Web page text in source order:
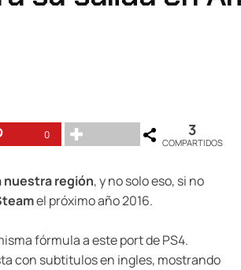
0 3
COMPARTIDOS
nuestra región, y no solo eso, si no
el próximo año 2016.
fórmula a este port de PS4.
con subtitulos en ingles, mostrando